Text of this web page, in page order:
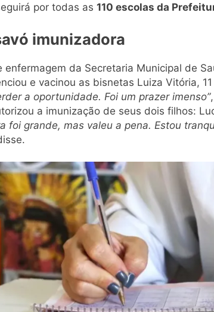
por todas as 110 escolas da
imunizadora
enfermagem da Secretaria Municipal de
e vacinou as bisnetas Luiza Vitória,
a oportunidade. Foi um prazer imenso”
a imunização de seus dois filhos:
foi grande, mas valeu a pena. Estou